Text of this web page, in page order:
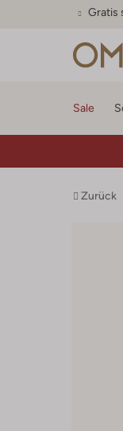
Gratis
Sale
Zurück